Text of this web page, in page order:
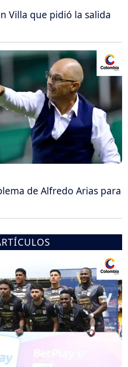
Villa que pidió la salida
de Alfredo Arias para